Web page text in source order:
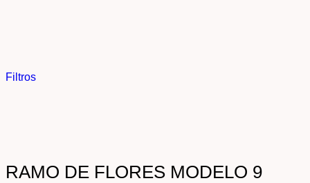
RAMO DE FLORES MODELO 9
Filtros